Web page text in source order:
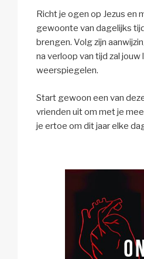
Richt je ogen op Jezus en
gewoonte van dagelijks
brengen. Volg zijn
na verloop van tijd zal jouw
weerspiegelen.
Start gewoon een van
vrienden uit om met je
je ertoe om dit jaar elke